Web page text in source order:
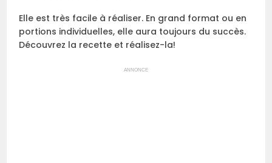
Elle est très facile à réaliser. En grand format ou en
portions individuelles, elle aura toujours du succès.
Découvrez la recette et réalisez-la!
ANNONCE